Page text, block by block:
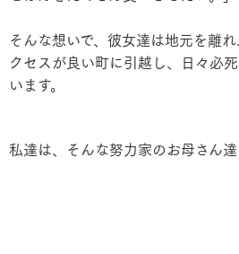
そんな想いで、彼女達は地元を離
クセスが良い町に引越し、日々必
います。
私達は、そんな努力家のお母さん達